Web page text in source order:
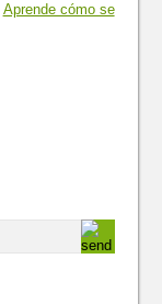
Aprende cómo se